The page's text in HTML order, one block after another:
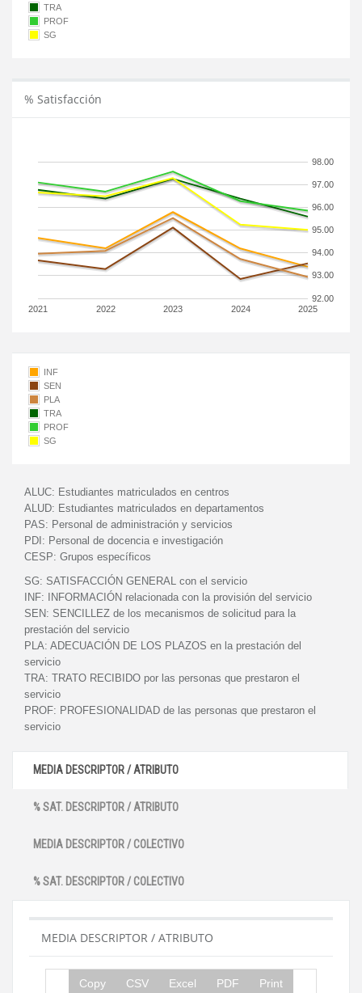
TRA
PROF
SG
% Satisfacción
2021 2022 2023 2024 2025
92.00
93.00
94.00
95.00
96.00
97.00
98.00
INF
SEN
PLA
TRA
PROF
SG
ALUC: Estudiantes matriculados en centros
ALUD: Estudiantes matriculados en departamentos
PAS: Personal de administración y servicios
PDI: Personal de docencia e investigación
CESP: Grupos específicos
SG: SATISFACCIÓN GENERAL con el servicio
INF:
INFORMACIÓN relacionada con la provisión del servicio
SEN: SENCILLEZ de los mecanismos de solicitud para la
prestación del servicio
PLA: ADECUACIÓN DE LOS PLAZOS en la prestación del
servicio
TRA: TRATO RECIBIDO por las personas que prestaron el
servicio
PROF: PROFESIONALIDAD de las personas que prestaron el
servicio
MEDIA DESCRIPTOR / ATRIBUTO
% SAT. DESCRIPTOR / ATRIBUTO
MEDIA DESCRIPTOR / COLECTIVO
% SAT. DESCRIPTOR / COLECTIVO
MEDIA DESCRIPTOR / ATRIBUTO
Copy CSV Excel PDF Print